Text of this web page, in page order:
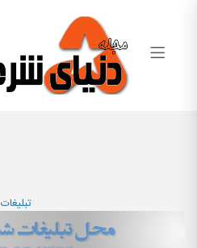
تبلیغات